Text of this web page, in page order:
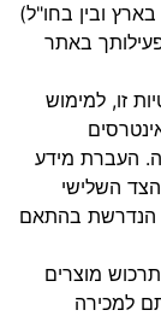
ובין בחו"ל)
באתר
זו, למימוש
העברת מידע
השלישי
הנדרשת בהתאם
מוצרים
למכירה